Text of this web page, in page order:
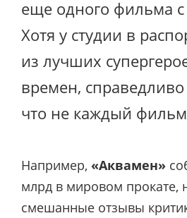
еще одного фильма с
Хотя у студии в
из лучших
времен, справедливо
что не каждый
Например, «Аквамен»
млрд в мировом прокате,
смешанные отзывы